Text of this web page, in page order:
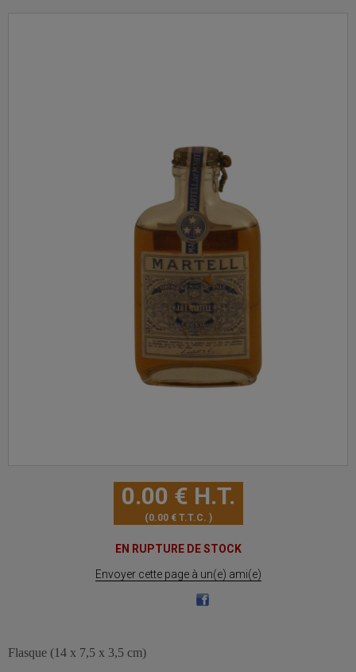
0.00 € H.T.
0.00€ T.T.C.
EN RUPTURE DE STOCK
Envoyer cette page à un(e) ami(e)
Flasque (14 x 7,5 x 3,5 cm)